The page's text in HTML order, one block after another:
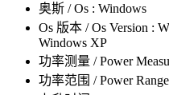
奥斯 / Os : Windows
Os 版本 / Os Version :
Windows XP
功率测量 / Power
功率范围 / Power